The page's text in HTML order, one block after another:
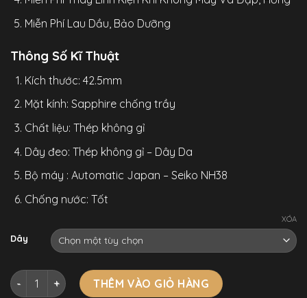
Miễn Phí Lau Dầu, Bảo Dưỡng
Thông Số Kĩ Thuật
Kích thước: 42.5mm
Mặt kính: Sapphire chống trầy
Chất liệu: Thép không gỉ
Dây đeo: Thép không gỉ – Dây Da
Bộ máy : Automatic Japan – Seiko NH38
Chống nước: Tốt
Dây
XÓA
Đồng Hồ Alexander Ferros 6102R Chính Hãng Mạ Vàng
THÊM VÀO GIỎ HÀNG